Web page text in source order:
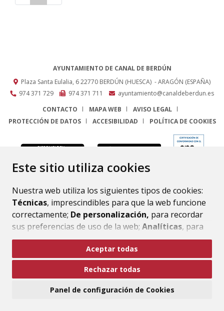
Este sitio utiliza cookies
Nuestra web utiliza los siguientes tipos de cookies:
Técnicas, imprescindibles para que la web funcione
correctamente; De personalización, para recordar
sus preferencias de uso de la web; Analíticas, para
mejorar el funcionamiento de la web y sus servicios.
Si acepta pulsando el botón“Aceptar todas”
consideramos que acepta su uso. Si pulsa el botón
ninguna acción, se guardarán las cookies técnicas
Aceptar todas
Rechazar todas
Panel de configuración de Cookies
AYUNTAMIENTO DE CANAL DE BERDÚN
Plaza Santa Eulalia, 622770 BERDÚN (HUESCA) - ARAGÓN (ESPAÑA)
974 371 729
974 371 711
ayuntamiento@canaldeberdun.es
CONTACTO
MAPA WEB
AVISO LEGAL
PROTECCIÓN DE DATOS
ACCESIBILIDAD POLÍTICA DE COOKIES